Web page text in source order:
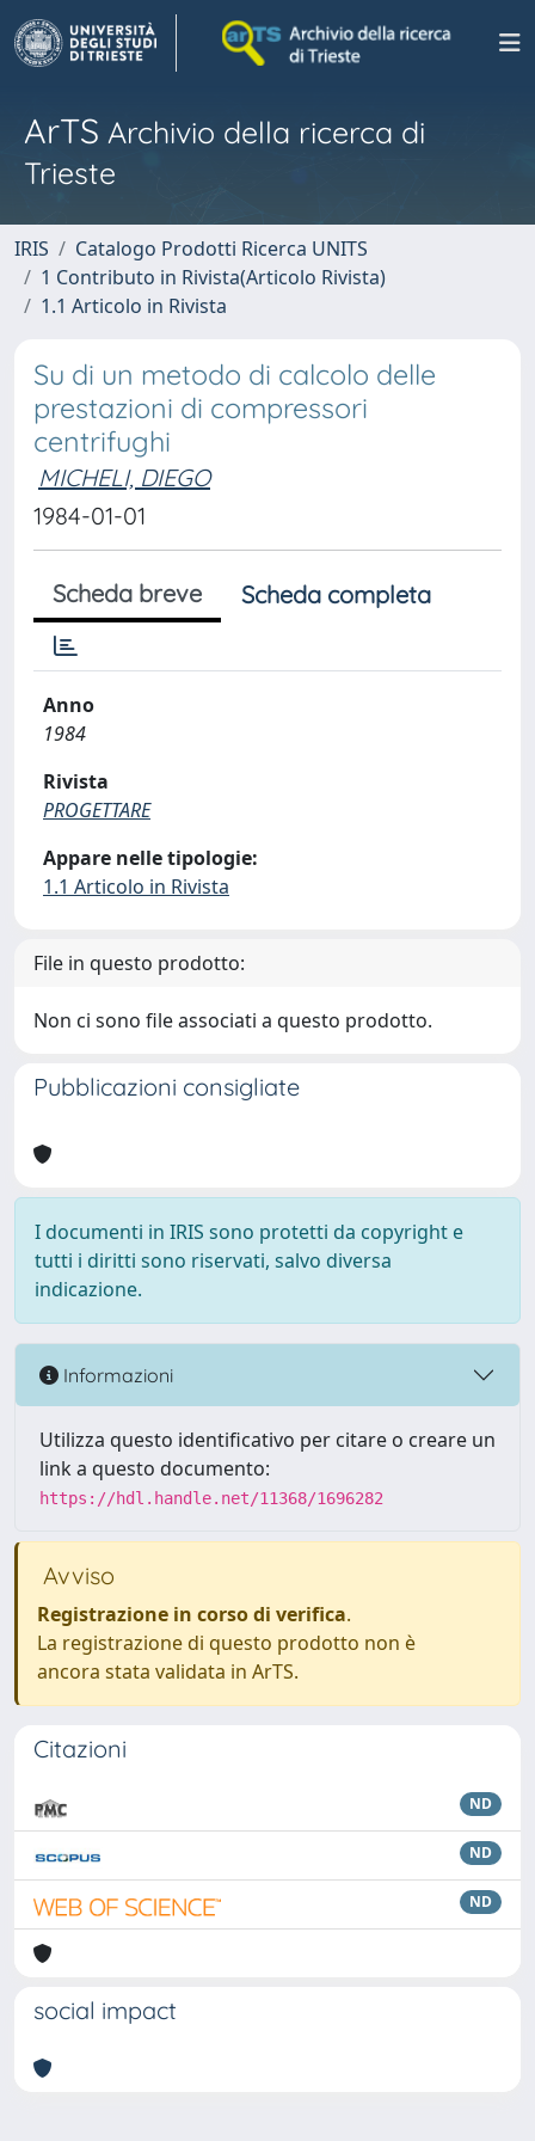
ArTS Archivio della ricerca di
Trieste
IRIS
Catalogo Prodotti Ricerca UNITS
1 Contributo in Rivista(Articolo Rivista)
1.1 Articolo in Rivista
Su di un metodo di calcolo delle
prestazioni di compressori
centrifughi
MICHELI, DIEGO
1984-01-01
Scheda breve Scheda completa
Anno
1984
Rivista
PROGETTARE
Appare nelle tipologie:
1.1 Articolo in Rivista
File in questo prodotto:
Non ci sono file associati a questo prodotto.
Pubblicazioni consigliate
I documenti in IRIS sono protetti da copyright e
tutti i diritti sono riservati, salvo diversa
indicazione.
Informazioni
Utilizza questo identificativo per citare o creare un
link a questo documento:
https://hdl.handle.net/11368/1696282
Avviso
Registrazione in corso di verifica.
La registrazione di questo prodotto non è
ancora stata validata in ArTS.
Citazioni
ND
ND
ND
social impact